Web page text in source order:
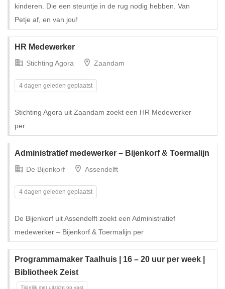
Tijdelijk
kinderen. Die een steuntje in de rug nodig hebben. Van
Petje af, en van jou!
HR Medewerker
Stichting Agora Zaandam
4 dagen geleden geplaatst
Stichting Agora uit Zaandam zoekt een HR Medewerker
per
Administratief medewerker – Bijenkorf & Toermalijn
De Bijenkorf Assendelft
4 dagen geleden geplaatst
De Bijenkorf uit Assendelft zoekt een Administratief
medewerker – Bijenkorf & Toermalijn per
Programmamaker Taalhuis | 16 – 20 uur per week |
Bibliotheek Zeist